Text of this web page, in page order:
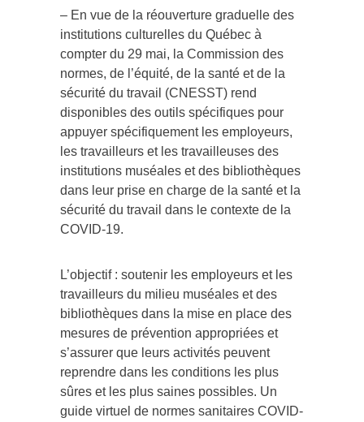
– En vue de la réouverture graduelle des
institutions culturelles du Québec à
compter du 29 mai, la Commission des
normes, de l’équité, de la santé et de la
sécurité du travail (CNESST) rend
disponibles des outils spécifiques pour
appuyer spécifiquement les employeurs,
les travailleurs et les travailleuses des
institutions muséales et des bibliothèques
dans leur prise en charge de la santé et la
sécurité du travail dans le contexte de la
COVID-19.
L’objectif : soutenir les employeurs et les
travailleurs du milieu muséales et des
bibliothèques dans la mise en place des
mesures de prévention appropriées et
s’assurer que leurs activités peuvent
reprendre dans les conditions les plus
sûres et les plus saines possibles. Un
guide virtuel de normes sanitaires COVID-